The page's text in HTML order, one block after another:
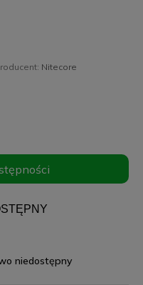
Nitecore
niedostępny